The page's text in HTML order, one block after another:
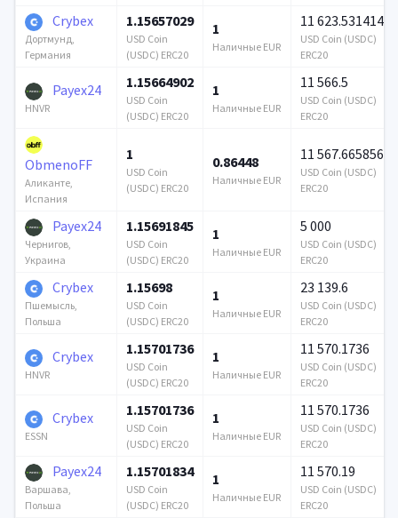
Crybex
Дортмунд,
Германия
1.15657029
USD Coin
(USDC) ERC20
1
Наличные EUR
11 623.531414
USD Coin (USDC)
ERC20
Payex24
HNVR
1.15664902
USD Coin
(USDC) ERC20
1
Наличные EUR
11 566.5
USD Coin (USDC)
ERC20
ObmenoFF
Аликанте,
Испания
1
USD Coin
(USDC) ERC20
0.86448
Наличные EUR
11 567.665856
USD Coin (USDC)
ERC20
Payex24
Чернигов,
Украина
1.15691845
USD Coin
(USDC) ERC20
1
Наличные EUR
5 000
USD Coin (USDC)
ERC20
Crybex
Пшемысль,
Польша
1.15698
USD Coin
(USDC) ERC20
1
Наличные EUR
23 139.6
USD Coin (USDC)
ERC20
Crybex
HNVR
1.15701736
USD Coin
(USDC) ERC20
1
Наличные EUR
11 570.1736
USD Coin (USDC)
ERC20
Crybex
ESSN
1.15701736
USD Coin
(USDC) ERC20
1
Наличные EUR
11 570.1736
USD Coin (USDC)
ERC20
Payex24
Варшава,
Польша
1.15701834
USD Coin
(USDC) ERC20
1
Наличные EUR
11 570.19
USD Coin (USDC)
ERC20